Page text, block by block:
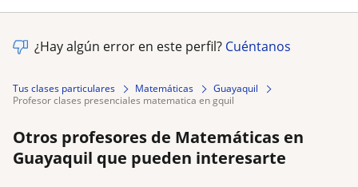
¿Hay algún error en este perfil? Cuéntanos
Tus clases particulares Matemáticas
Guayaquil
profesor clases presenciales matematica en gquil
Otros profesores de Matemáticas en
Guayaquil que pueden interesarte